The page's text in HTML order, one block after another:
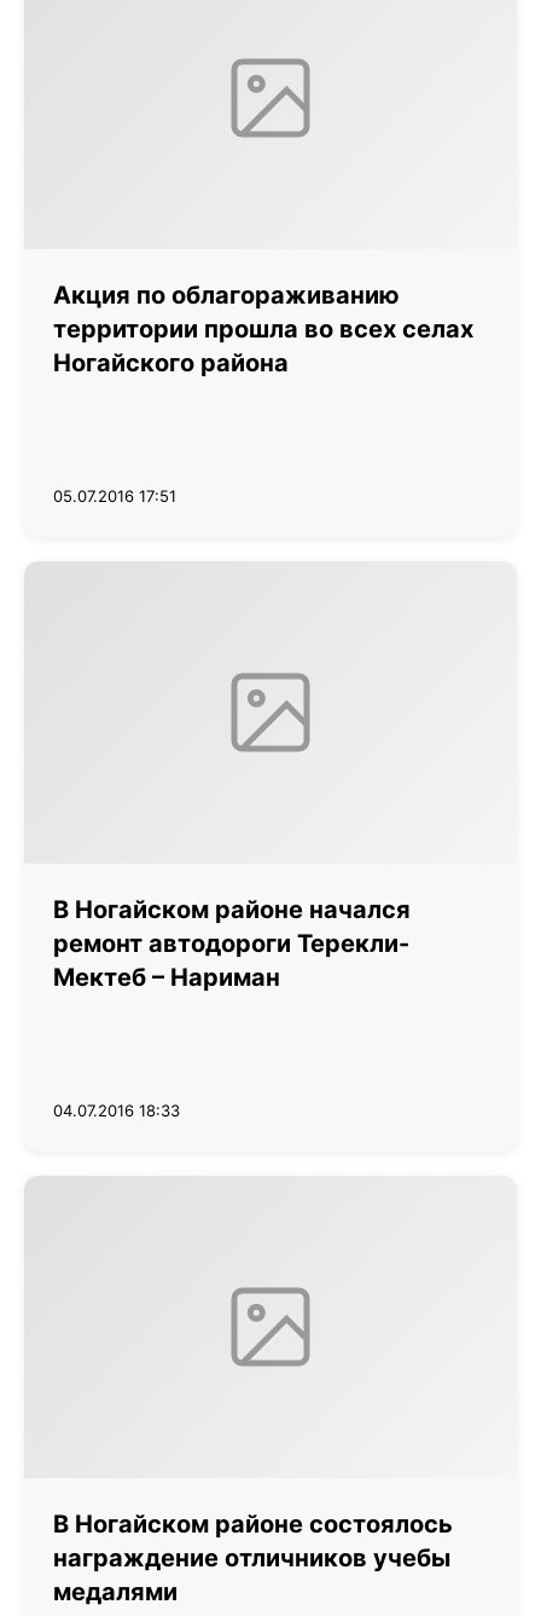
Акция по облагораживанию
территории прошла во всех селах
Ногайского района
05.07.2016 17:51
В Ногайском районе начался
ремонт автодороги Терекли-
Мектеб – Нариман
04.07.2016 18:33
В Ногайском районе состоялось
награждение отличников учебы
медалями